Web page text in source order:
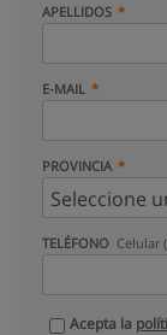
APELLIDOS
E-MAIL
PROVINCIA
TELÉFONO Celular
Acepta la